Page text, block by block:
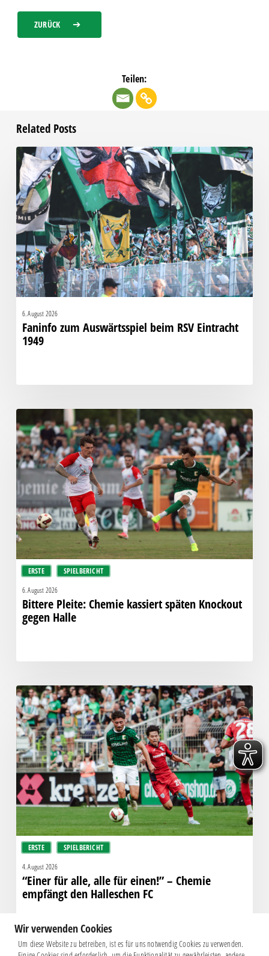
ZURÜCK
Teilen:
Related Posts
Faninfo
zum
Auswärtsspiel
beim
RSV
Eintracht
6. August 2026
Faninfo zum Auswärtsspiel beim RSV Eintracht
1949
ERSTE SPIELBERICHT
Pleite:
Chemie
kassiert
späten
Knockout
gegen
Halle
6. August 2026
Bittere Pleite: Chemie kassiert späten Knockout
gegen Halle
ERSTE SPIELBERICHT
“Einer
für
alle,
alle
für
einen!”
–
Chemie
empfängt
den
Halleschen
FC
4. August 2026
“Einer für alle, alle für einen!” – Chemie
empfängt den Halleschen FC
Wir verwenden Cookies
Um diese Website zu betreiben, ist es für uns notwendig Cookies zu verwenden.